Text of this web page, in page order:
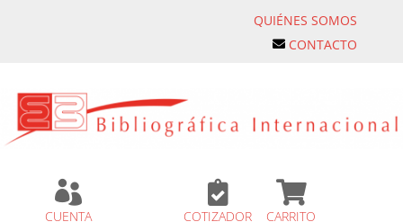
QUIÉNES SOMOS
CONTACTO

CUENTA

COTIZADOR

CARRITO